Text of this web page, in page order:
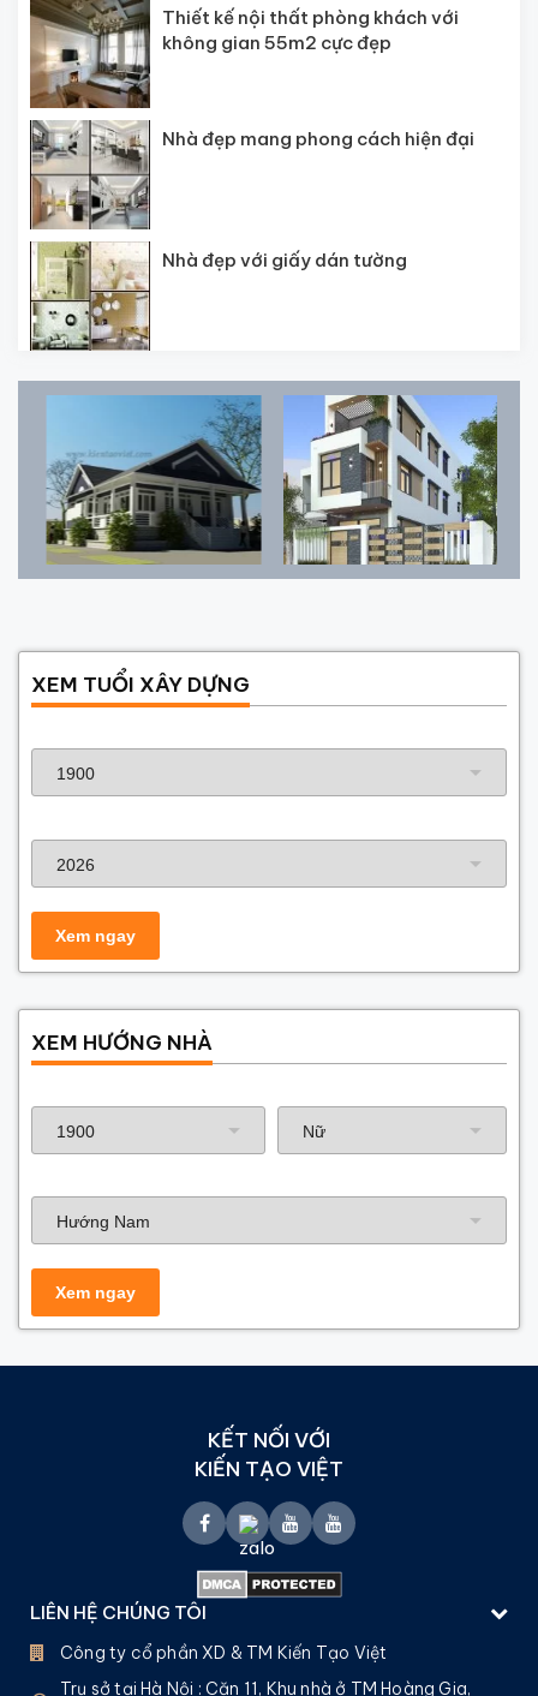
Thiết kế nội thất phòng khách với
không gian 55m2 cực đẹp
Nhà đẹp mang phong cách hiện đại
Nhà đẹp với giấy dán tường
XEM TUỔI XÂY DỰNG
XEM HƯỚNG NHÀ
KẾT NỐI VỚI
KIẾN TẠO VIỆT
LIÊN HỆ CHÚNG TÔI
Công ty cổ phần XD & TM Kiến Tạo Việt
Trụ sở tại Hà Nội : Căn 11, Khu nhà ở TM Hoàng Gia,